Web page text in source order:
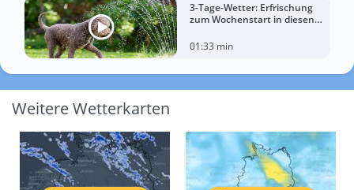
3-Tage-Wetter: Erfrischung
zum Wochenstart in diesen
01:33 min
Weitere Wetterkarten